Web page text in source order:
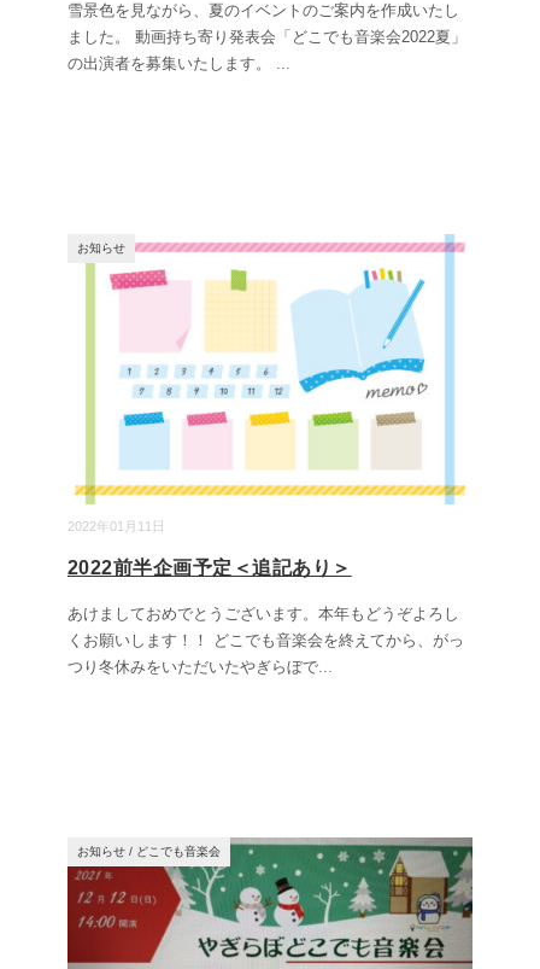
雪景色を見ながら、夏のイベントのご案内を作成いたし
ました。 動画持ち寄り発表会「どこでも音楽会2022夏」
の出演者を募集いたします。 ...
2022年01月11日
お知らせ
2022前半企画予定＜追記あり＞
あけましておめでとうございます。本年もどうぞよろし
くお願いします！！ どこでも音楽会を終えてから、がっ
つり冬休みをいただいたやぎらぼで...
お知らせ / どこでも音楽会